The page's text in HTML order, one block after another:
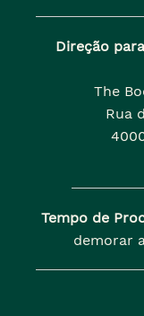
Direção
The
Rua
Tempo de
demorar